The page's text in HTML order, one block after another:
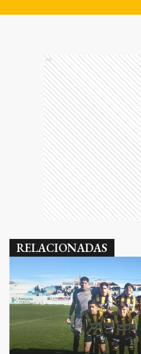
Ads
RELACIONADAS